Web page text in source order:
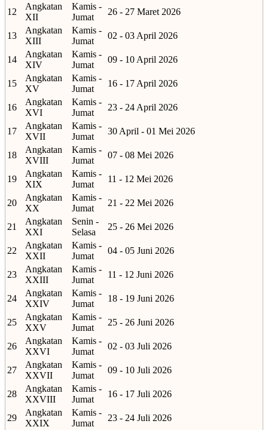
12
Angkatan
XII
Kamis -
Jumat
26 - 27 Maret 2026
13
Angkatan
XIII
Kamis -
Jumat
02 - 03 April 2026
14
Angkatan
XIV
Kamis -
Jumat
09 - 10 April 2026
15
Angkatan
XV
Kamis -
Jumat
16 - 17 April 2026
16
Angkatan
XVI
Kamis -
Jumat
23 - 24 April 2026
17
Angkatan
XVII
Kamis -
Jumat
30 April - 01 Mei 2026
18
Angkatan
XVIII
Kamis -
Jumat
07 - 08 Mei 2026
19
Angkatan
XIX
Kamis -
Jumat
11 - 12 Mei 2026
20
Angkatan
XX
Kamis -
Jumat
21 - 22 Mei 2026
21
Angkatan
XXI
Senin -
Selasa
25 - 26 Mei 2026
22
Angkatan
XXII
Kamis -
Jumat
04 - 05 Juni 2026
23
Angkatan
XXIII
Kamis -
Jumat
11 - 12 Juni 2026
24
Angkatan
XXIV
Kamis -
Jumat
18 - 19 Juni 2026
25
Angkatan
XXV
Kamis -
Jumat
25 - 26 Juni 2026
26
Angkatan
XXVI
Kamis -
Jumat
02 - 03 Juli 2026
27
Angkatan
XXVII
Kamis -
Jumat
09 - 10 Juli 2026
28
Angkatan
XXVIII
Kamis -
Jumat
16 - 17 Juli 2026
29
Angkatan
XXIX
Kamis -
Jumat
23 - 24 Juli 2026